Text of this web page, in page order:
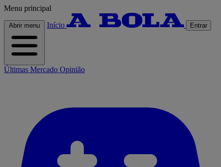
Menu principal
Abrir menu Início Entrar
Últimas Mercado Opinião